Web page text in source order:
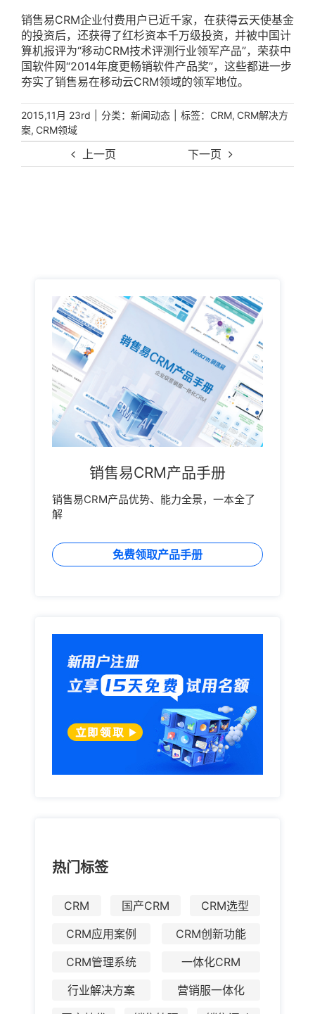
上一页 下一页
销售易CRM企业付费用户已近千家，在获得云天使基金
的投资后，还获得了红杉资本千万级投资，并被中国计
算机报评为“移动CRM技术评测行业领军产品”，荣获中
国软件网“2014年度更畅销软件产品奖”，这些都进一步
夯实了销售易在移动云CRM领域的领军地位。
2015,11月 23rd 分类： 新闻动态 标签： CRM, CRM解决方
案, CRM领域
销售易CRM产品手册
销售易CRM产品优势、能力全景，一本全了
解
免费领取产品手册
热门标签
CRM 国产CRM
CRM选型
CRM应用案例
CRM创新功能
CRM管理系统
一体化CRM
行业解决方案
营销服一体化